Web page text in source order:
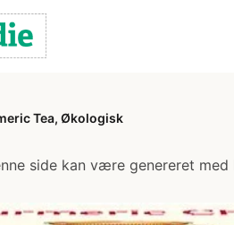
Tea, Økologisk
side kan være genereret